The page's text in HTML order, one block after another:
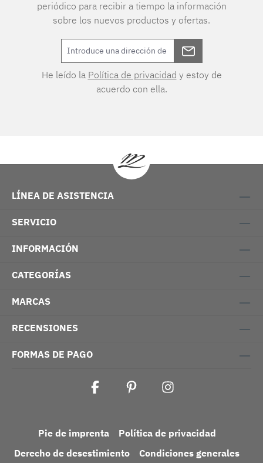
periódico para recibir a tiempo la información
sobre los nuevos productos y ofertas.
He leído la Política de privacidad y estoy de
acuerdo con ella.
LÍNEA DE ASISTENCIA
SERVICIO
INFORMACIÓN
CATEGORÍAS
MARCAS
RECENSIONES
FORMAS DE PAGO
Pie de imprenta
Política de privacidad
Derecho de desestimiento
Condiciones generales